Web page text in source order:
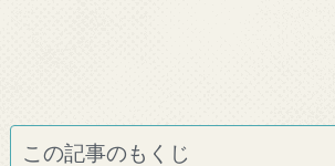
この記事のもくじ